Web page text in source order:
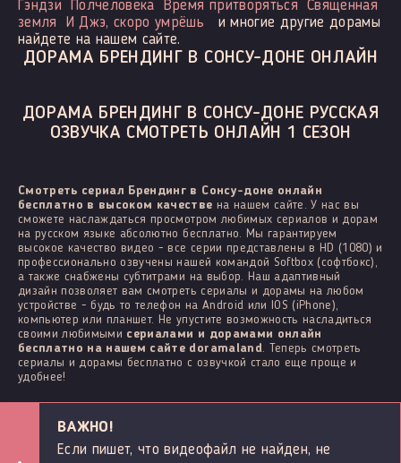
Гэндзи Полчеловека Время притворяться
Священная
земля
И Джэ, скоро умрёшь
и многие другие дорамы
найдете на нашем сайте.
ДОРАМА БРЕНДИНГ В СОНСУ-ДОНЕ ОНЛАЙН
ДОРАМА БРЕНДИНГ В СОНСУ-ДОНЕ РУССКАЯ
ОЗВУЧКА СМОТРЕТЬ ОНЛАЙН 1 СЕЗОН
Смотреть сериал Брендинг в Сонсу-доне онлайн
бесплатно в высоком качестве на нашем сайте. У нас вы
сможете наслаждаться просмотром любимых сериалов и дорам
на русском языке абсолютно бесплатно. Мы гарантируем
высокое качество видео - все серии представлены в HD (1080) и
профессионально озвучены нашей командой Softbox (софтбокс),
а также снабжены субтитрами на выбор. Наш адаптивный
дизайн позволяет вам смотреть сериалы и дорамы на любом
устройстве - будь то телефон на Android или IOS (iPhone),
компьютер или планшет. Не упустите возможность насладиться
своими любимыми сериалами и дорамами онлайн
бесплатно на нашем сайте doramaland . Теперь смотреть
сериалы и дорамы бесплатно с озвучкой стало еще проще и
удобнее!
ВАЖНО!
Если пишет, что видеофайл не найден, не